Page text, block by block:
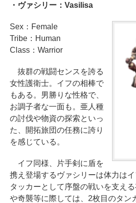
・ヴァシリー：Vasilisa
Sex：Female
Tribe：Human
Class：Warrior
抜群の戦闘センスを誇る
女性護衛士。イフの相棒で
もある。男勝りな性格で、
お調子者な一面も。亜人種
の討伐や物資の探索といっ
た、開拓旅団の任務に誇り
を感じている。
イフ同様、片手剣に盾を
携え登場するヴァシリーは体力は
タッカーとして序盤の戦いを支え
や奇襲等に際しては、2枚目のタン